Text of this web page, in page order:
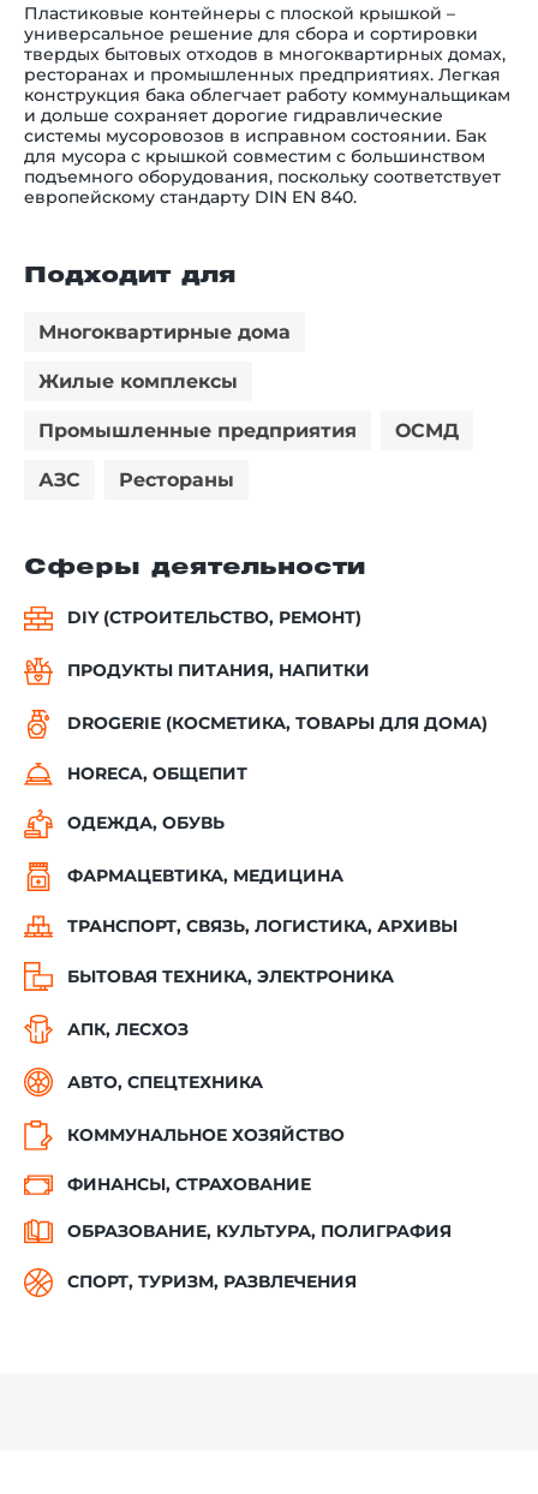
Пластиковые контейнеры с плоской крышкой –
универсальное решение для сбора и сортировки
твердых бытовых отходов в многоквартирных домах,
ресторанах и промышленных предприятиях. Легкая
конструкция бака облегчает работу коммунальщикам
и дольше сохраняет дорогие гидравлические
системы мусоровозов в исправном состоянии. Бак
для мусора с крышкой совместим с большинством
подъемного оборудования, поскольку соответствует
европейскому стандарту DIN EN 840.
Подходит для
Многоквартирные дома
Жилые комплексы
Промышленные предприятия ОСМД
АЗС Рестораны
Сферы деятельности
DIY (СТРОИТЕЛЬСТВО, РЕМОНТ)
ПРОДУКТЫ ПИТАНИЯ, НАПИТКИ
DROGERIE (КОСМЕТИКА, ТОВАРЫ ДЛЯ ДОМА)
HORECA, ОБЩЕПИТ
ОДЕЖДА, ОБУВЬ
ФАРМАЦЕВТИКА, МЕДИЦИНА
ТРАНСПОРТ, СВЯЗЬ, ЛОГИСТИКА, АРХИВЫ
БЫТОВАЯ ТЕХНИКА, ЭЛЕКТРОНИКА
АПК, ЛЕСХОЗ
АВТО, СПЕЦТЕХНИКА
КОММУНАЛЬНОЕ ХОЗЯЙСТВО
ФИНАНСЫ, СТРАХОВАНИЕ
ОБРАЗОВАНИЕ, КУЛЬТУРА, ПОЛИГРАФИЯ
СПОРТ, ТУРИЗМ, РАЗВЛЕЧЕНИЯ